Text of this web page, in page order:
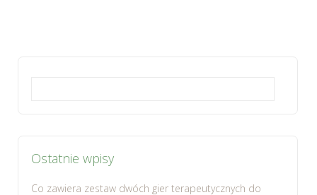
Ostatnie wpisy
Co zawiera zestaw dwóch gier terapeutycznych do